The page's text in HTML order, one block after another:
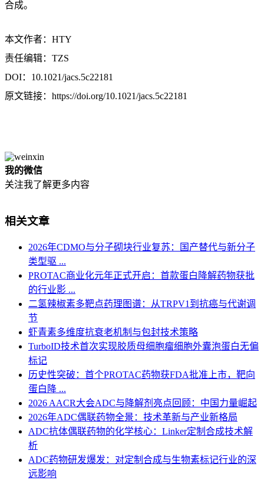
合成。
本文作者：HTY
责任编辑：TZS
DOI：10.1021/jacs.5c22181
原文链接：https://doi.org/10.1021/jacs.5c22181
我的微信
关注我了解更多内容
相关文章
2026年CDMO与分子砌块行业复苏：国产替代与新分子
类型驱 ...
PROTAC商业化元年正式开启：首款蛋白降解药物获批
的行业影 ...
二氢辣椒素多靶点药理图谱：从TRPV1到抗癌与代谢调
节
虾青素多维度抗衰老机制与包封技术策略
TurboID技术首次实现胶质母细胞瘤细胞外囊泡蛋白无偏
标记
历史性突破：首个PROTAC药物获FDA批准上市，靶向
蛋白降 ...
2026 AACR大会ADC与降解剂亮点回顾：中国力量崛起
2026年ADC偶联药物全景：技术革新与产业新格局
ADC抗体偶联药物的化学核心：Linker定制合成技术解
析
ADC药物研发爆发：对定制合成与生物素标记行业的深
远影响